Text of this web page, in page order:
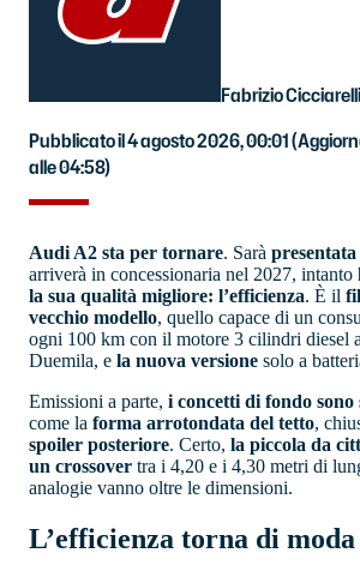
Fabrizio Cicciarelli
Pubblicato il 4 agosto 2026, 00:01
alle 04:58)
Audi A2 sta per tornare. Sarà
arriverà in concessionaria nel 2027, intanto
la sua qualità migliore: l’efficienza. È il
vecchio modello, quello capace di un
ogni 100 km con il motore 3 cilindri diesel
Duemila, e la nuova versione solo a
Emissioni a parte, i concetti di fondo sono
come la forma arrotondata del tetto,
spoiler posteriore. Certo, la piccola da
un crossover tra i 4,20 e i 4,30 metri di
analogie vanno oltre le dimensioni.
L’efficienza torna di moda